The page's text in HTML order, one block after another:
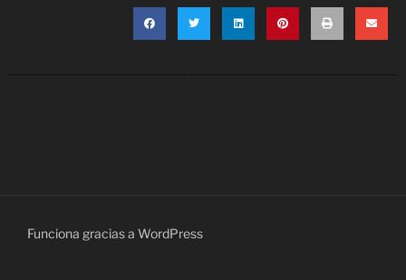
Funciona gracias a WordPress